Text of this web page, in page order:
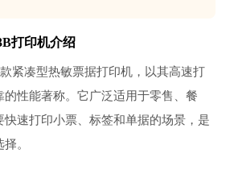
打印机介绍
紧凑型热敏票据打印机，以其高速打
的性能著称。它广泛适用于零售、餐
速打印小票、标签和单据的场景，是
。